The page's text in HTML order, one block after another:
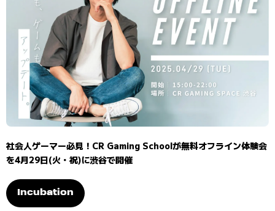
社会人ゲーマー必見！CR Gaming Schoolが無料オフライン体験会
を4月29日(火・祝)に渋谷で開催
Incubation